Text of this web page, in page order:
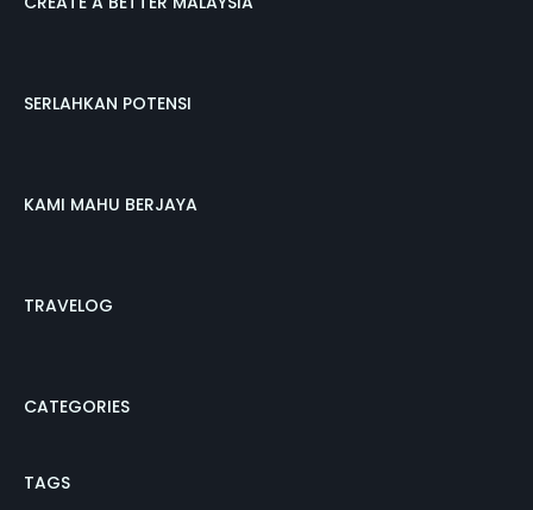
SERLAHKAN POTENSI
KAMI MAHU BERJAYA
TRAVELOG
CATEGORIES
TAGS